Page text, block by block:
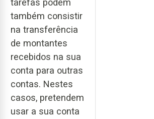
tarefas podem
também consistir
na transferência
de montantes
recebidos na sua
conta para outras
contas. Nestes
casos, pretendem
usar a sua conta